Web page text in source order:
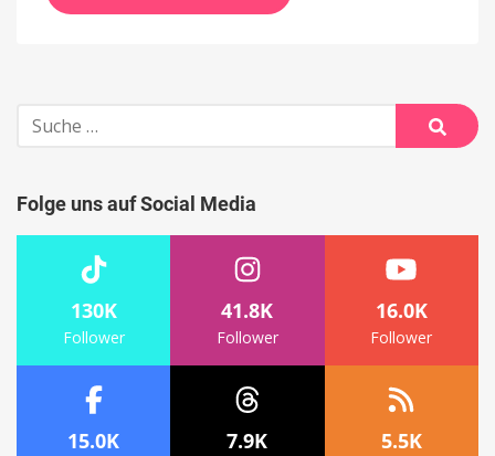
Suche
nach:
Suche
Folge uns auf Social Media
130K
Follower
41.8K
Follower
16.0K
Follower
15.0K 7.9K 5.5K